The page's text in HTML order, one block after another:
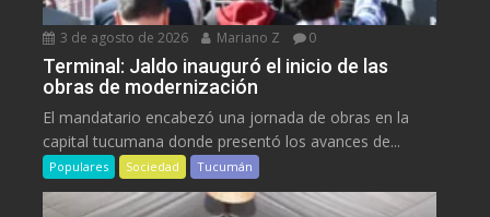
3 de agosto de 2026 Mariano Z 0
Terminal: Jaldo inauguró el inicio de las
obras de modernización
El mandatario encabezó una jornada de obras en la
capital tucumana donde presentó los avances de...
Populares Sociedad Tucumán